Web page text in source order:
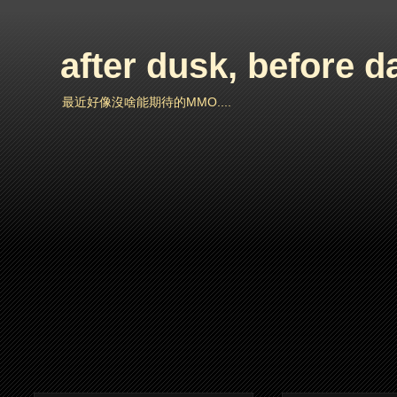
after dusk, before
最近好像沒啥能期待的MMO....